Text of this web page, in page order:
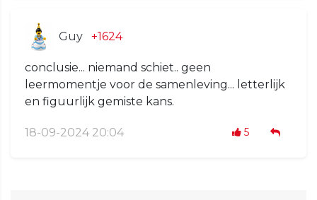
Guy +1624
conclusie... niemand schiet.. geen
leermomentje voor de samenleving... letterlijk
en figuurlijk gemiste kans.
18-09-2024 20:04 5